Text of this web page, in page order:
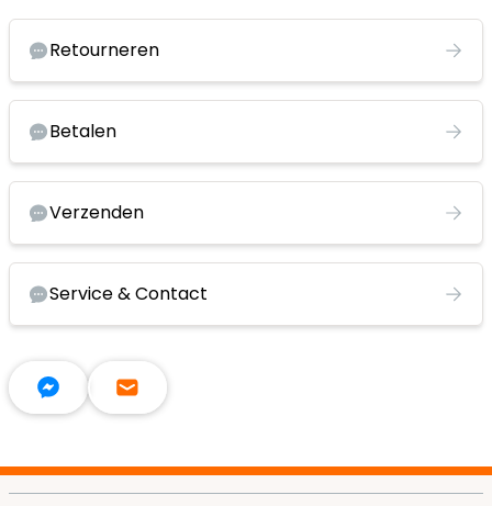
Retourneren
Betalen
Verzenden
Service & Contact